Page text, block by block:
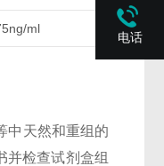
ml
中天然和重组的
并检查试剂盒组
电话